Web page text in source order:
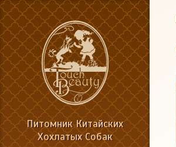
Питомник Китайских
Хохлатых Собак